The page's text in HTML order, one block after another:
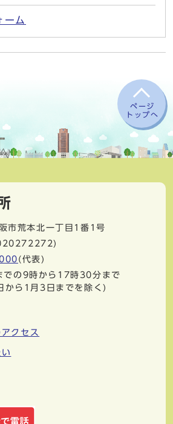
ーム
ページ
トップへ
市荒本北一丁目1番1号
(代表)
での9時から17時30分まで
ら1月3日までを除く)
クセス